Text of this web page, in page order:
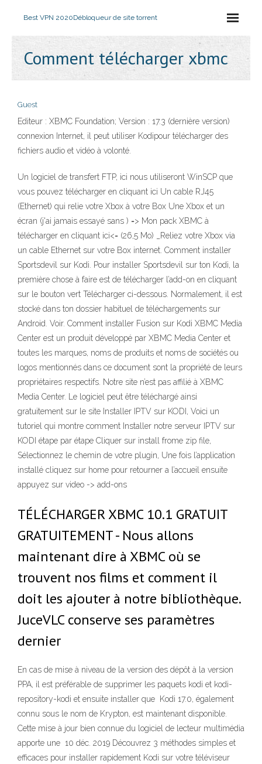
Best VPN 2020Débloqueur de site torrent
Comment télécharger xbmc
Guest
Editeur : XBMC Foundation; Version : 17.3 (dernière version)
connexion Internet, il peut utiliser Kodipour télécharger des
fichiers audio et vidéo à volonté.
Un logiciel de transfert FTP, ici nous utiliseront WinSCP que
vous pouvez télécharger en cliquant ici Un cable RJ45
(Ethernet) qui relie votre Xbox à votre Box Une Xbox et un
écran (j'ai jamais essayé sans ) => Mon pack XBMC à
télécharger en cliquant ici<= (26,5 Mo) _Reliez votre Xbox via
un cable Ethernet sur votre Box internet. Comment installer
Sportsdevil sur Kodi. Pour installer Sportsdevil sur ton Kodi, la
première chose à faire est de télécharger l’add-on en cliquant
sur le bouton vert Télécharger ci-dessous. Normalement, il est
stocké dans ton dossier habituel de téléchargements sur
Android. Voir. Comment installer Fusion sur Kodi XBMC Media
Center est un produit développé par XBMC Media Center et
toutes les marques, noms de produits et noms de sociétés ou
logos mentionnés dans ce document sont la propriété de leurs
propriétaires respectifs. Notre site n’est pas affilié à XBMC
Media Center. Le logiciel peut être téléchargé ainsi
gratuitement sur le site Installer IPTV sur KODI, Voici un
tutoriel qui montre comment Installer notre serveur IPTV sur
KODI étape par étape Cliquer sur install frome zip file,
Sélectionnez le chemin de votre plugin, Une fois l’application
installé cliquez sur home pour retourner a l’accueil ensuite
appuyez sur video -> add-ons
TÉLÉCHARGER XBMC 10.1 GRATUIT
GRATUITEMENT - Nous allons
maintenant dire à XBMC où se
trouvent nos films et comment il
doit les ajouter à notre bibliothèque.
JuceVLC conserve ses paramètres
dernier
En cas de mise à niveau de la version des dépôt à la version
PPA, il est préférable de supprimer les paquets kodi et kodi-
repository-kodi et ensuite installer que Kodi 17.0, également
connu sous le nom de Krypton, est maintenant disponible.
Cette mise à jour bien connue du logiciel de lecteur multimédia
apporte une 10 déc. 2019 Découvrez 3 méthodes simples et
efficaces pour installer rapidement Kodi sur votre téléviseur